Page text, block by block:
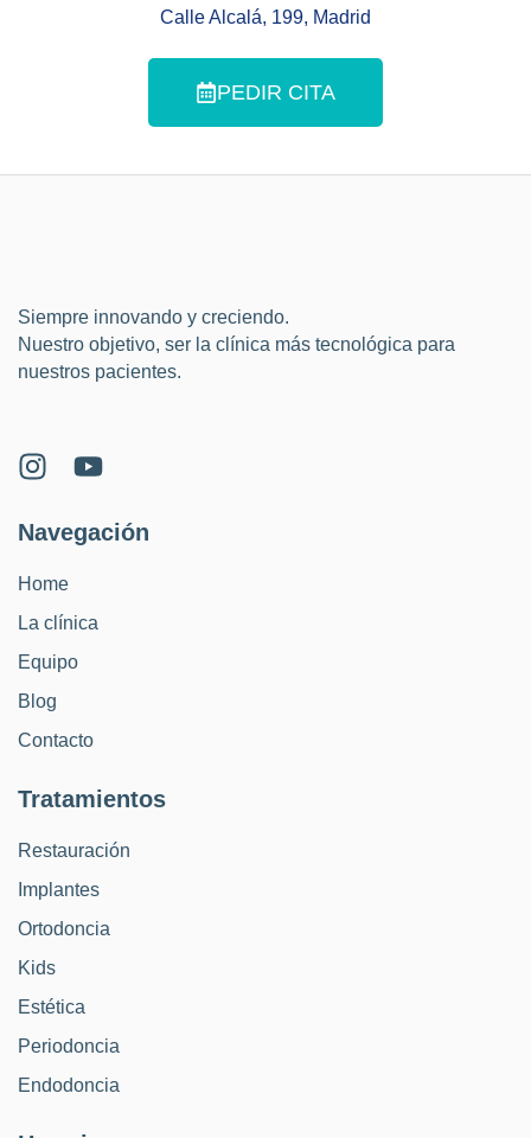
Calle Alcalá, 199, Madrid
PEDIR CITA
Siempre innovando y creciendo.
Nuestro objetivo, ser la clínica más tecnológica para
nuestros pacientes.
Navegación
Home
La clínica
Equipo
Blog
Contacto
Tratamientos
Restauración
Implantes
Ortodoncia
Kids
Estética
Periodoncia
Endodoncia